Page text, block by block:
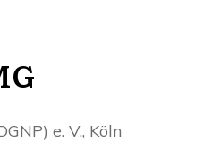
e. V., Köln